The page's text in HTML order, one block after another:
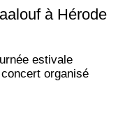
à Hérode
estivale
concert organisé